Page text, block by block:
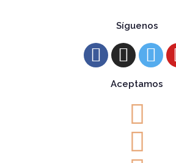
Síguenos
Aceptamos